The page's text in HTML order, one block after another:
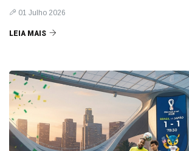
01 Julho 2026
LEIA MAIS